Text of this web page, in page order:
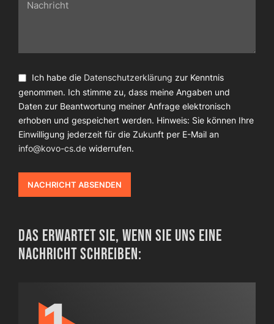
Ich habe die Datenschutzerklärung zur Kenntnis
genommen. Ich stimme zu, dass meine Angaben und
Daten zur Beantwortung meiner Anfrage elektronisch
erhoben und gespeichert werden. Hinweis: Sie können Ihre
Einwilligung jederzeit für die Zukunft per E-Mail an
info@kovo-cs.de widerrufen.
NACHRICHT ABSENDEN
Das erwartet Sie, wenn Sie uns eine
Nachricht schreiben: